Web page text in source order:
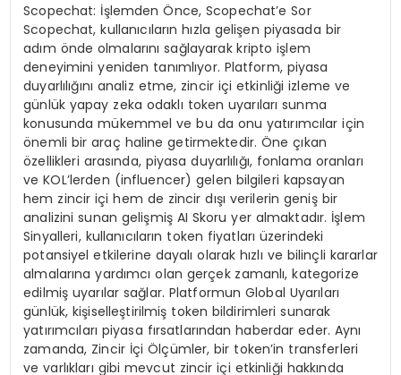
Scopechat: İşlemden Önce, Scopechat’e Sor
Scopechat, kullanıcıların hızla gelişen piyasada bir
adım önde olmalarını sağlayarak kripto işlem
deneyimini yeniden tanımlıyor. Platform, piyasa
duyarlılığını analiz etme, zincir içi etkinliği izleme ve
günlük yapay zeka odaklı token uyarıları sunma
konusunda mükemmel ve bu da onu yatırımcılar için
önemli bir araç haline getirmektedir. Öne çıkan
özellikleri arasında, piyasa duyarlılığı, fonlama oranları
ve KOL’lerden (influencer) gelen bilgileri kapsayan
hem zincir içi hem de zincir dışı verilerin geniş bir
analizini sunan gelişmiş AI Skoru yer almaktadır. İşlem
Sinyalleri, kullanıcıların token fiyatları üzerindeki
potansiyel etkilerine dayalı olarak hızlı ve bilinçli kararlar
almalarına yardımcı olan gerçek zamanlı, kategorize
edilmiş uyarılar sağlar. Platformun Global Uyarıları
günlük, kişiselleştirilmiş token bildirimleri sunarak
yatırımcıları piyasa fırsatlarından haberdar eder. Aynı
zamanda, Zincir İçi Ölçümler, bir token’in transferleri
ve varlıkları gibi mevcut zincir içi etkinliği hakkında